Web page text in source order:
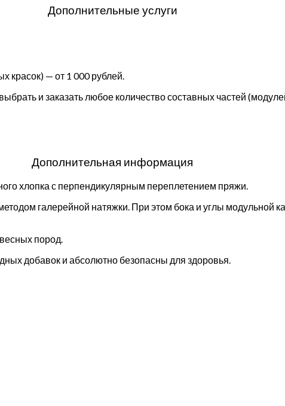
Дополнительные услуги
красок) — от 1 000 рублей.
и заказать любое количество составных частей
Дополнительная информация
хлопка с перпендикулярным переплетением пряжи.
галерейной натяжки. При этом бока и углы модульной
пород.
добавок и абсолютно безопасны для здоровья.